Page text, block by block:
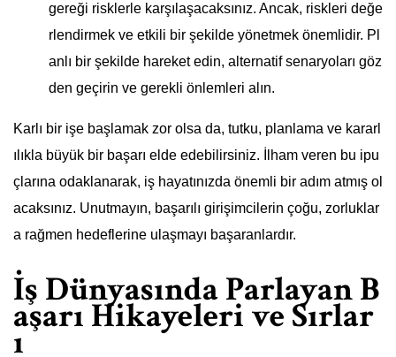
gereği risklerle karşılaşacaksınız. Ancak, riskleri değe
rlendirmek ve etkili bir şekilde yönetmek önemlidir. Pl
anlı bir şekilde hareket edin, alternatif senaryoları göz
den geçirin ve gerekli önlemleri alın.
Karlı bir işe başlamak zor olsa da, tutku, planlama ve kararl
ılıkla büyük bir başarı elde edebilirsiniz. İlham veren bu ipu
çlarına odaklanarak, iş hayatınızda önemli bir adım atmış ol
acaksınız. Unutmayın, başarılı girişimcilerin çoğu, zorluklar
a rağmen hedeflerine ulaşmayı başaranlardır.
İş Dünyasında Parlayan B
aşarı Hikayeleri ve Sırlar
ı